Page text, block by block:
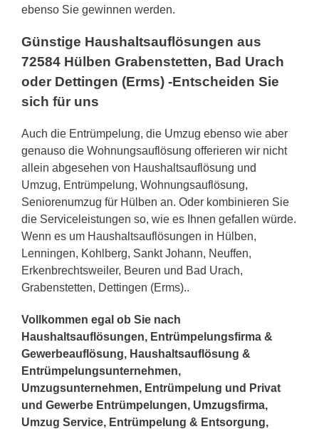
ebenso Sie gewinnen werden.
Günstige Haushaltsauflösungen aus
72584 Hülben Grabenstetten, Bad Urach
oder Dettingen (Erms) -Entscheiden Sie
sich für uns
Auch die Entrümpelung, die Umzug ebenso wie aber
genauso die Wohnungsauflösung offerieren wir nicht
allein abgesehen von Haushaltsauflösung und
Umzug, Entrümpelung, Wohnungsauflösung,
Seniorenumzug für Hülben an. Oder kombinieren Sie
die Serviceleistungen so, wie es Ihnen gefallen würde.
Wenn es um Haushaltsauflösungen in Hülben,
Lenningen, Kohlberg, Sankt Johann, Neuffen,
Erkenbrechtsweiler, Beuren und Bad Urach,
Grabenstetten, Dettingen (Erms)..
Vollkommen egal ob Sie nach
Haushaltsauflösungen, Entrümpelungsfirma &
Gewerbeauflösung, Haushaltsauflösung &
Entrümpelungsunternehmen,
Umzugsunternehmen, Entrümpelung und Privat
und Gewerbe Entrümpelungen, Umzugsfirma,
Umzug Service, Entrümpelung & Entsorgung,